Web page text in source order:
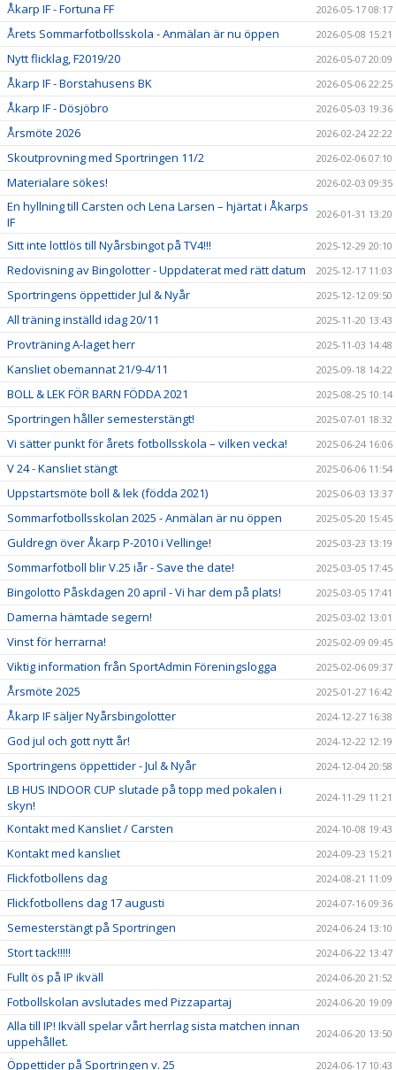
Åkarp IF - Fortuna FF 2026-05-17 08:17
Årets Sommarfotbollsskola - Anmälan är nu öppen 2026-05-08 15:21
Nytt flicklag, F2019/20 2026-05-07 20:09
Åkarp IF - Borstahusens BK 2026-05-06 22:25
Åkarp IF - Dösjöbro 2026-05-03 19:36
Årsmöte 2026 2026-02-24 22:22
Skoutprovning med Sportringen 11/2 2026-02-06 07:10
Materialare sökes! 2026-02-03 09:35
En hyllning till Carsten och Lena Larsen – hjärtat i Åkarps
IF
2026-01-31 13:20
Sitt inte lottlös till Nyårsbingot på TV4!!! 2025-12-29 20:10
Redovisning av Bingolotter - Uppdaterat med rätt datum 2025-12-17 11:03
Sportringens öppettider Jul & Nyår 2025-12-12 09:50
All träning inställd idag 20/11 2025-11-20 13:43
Provträning A-laget herr 2025-11-03 14:48
Kansliet obemannat 21/9-4/11 2025-09-18 14:22
BOLL & LEK FÖR BARN FÖDDA 2021 2025-08-25 10:14
Sportringen håller semesterstängt! 2025-07-01 18:32
Vi sätter punkt för årets fotbollsskola – vilken vecka! 2025-06-24 16:06
V 24 - Kansliet stängt 2025-06-06 11:54
Uppstartsmöte boll & lek (födda 2021) 2025-06-03 13:37
Sommarfotbollsskolan 2025 - Anmälan är nu öppen 2025-05-20 15:45
Guldregn över Åkarp P-2010 i Vellinge! 2025-03-23 13:19
Sommarfotboll blir V.25 iår - Save the date! 2025-03-05 17:45
Bingolotto Påskdagen 20 april - Vi har dem på plats! 2025-03-05 17:41
Damerna hämtade segern! 2025-03-02 13:01
Vinst för herrarna! 2025-02-09 09:45
Viktig information från SportAdmin Föreningslogga 2025-02-06 09:37
Årsmöte 2025 2025-01-27 16:42
Åkarp IF säljer Nyårsbingolotter 2024-12-27 16:38
God jul och gott nytt år! 2024-12-22 12:19
Sportringens öppettider - Jul & Nyår 2024-12-04 20:58
LB HUS INDOOR CUP slutade på topp med pokalen i
skyn!
2024-11-29 11:21
Kontakt med Kansliet / Carsten 2024-10-08 19:43
Kontakt med kansliet 2024-09-23 15:21
Flickfotbollens dag 2024-08-21 11:09
Flickfotbollens dag 17 augusti 2024-07-16 09:36
Semesterstängt på Sportringen 2024-06-24 13:10
Stort tack!!!!! 2024-06-22 13:47
Fullt ös på IP ikväll 2024-06-20 21:52
Fotbollskolan avslutades med Pizzapartaj 2024-06-20 19:09
Alla till IP! Ikväll spelar vårt herrlag sista matchen innan
uppehållet.
2024-06-20 13:50
Öppettider på Sportringen v. 25 2024-06-17 10:43